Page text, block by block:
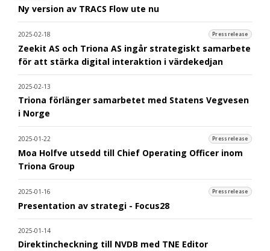
Ny version av TRACS Flow ute nu
2025-02-18 Pressrelease
Zeekit AS och Triona AS ingår strategiskt samarbete
för att stärka digital interaktion i värdekedjan
2025-02-13
Triona förlänger samarbetet med Statens Vegvesen
i Norge
2025-01-22 Pressrelease
Moa Holfve utsedd till Chief Operating Officer inom
Triona Group
2025-01-16 Pressrelease
Presentation av strategi - Focus28
2025-01-14
Direktincheckning till NVDB med TNE Editor